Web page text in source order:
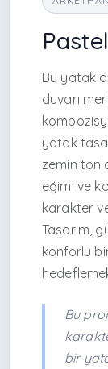
Bu yatak
duvarı
yatak
zemin
eğimi ve
karakter
Tasarım,
konforlu
Bu
bir